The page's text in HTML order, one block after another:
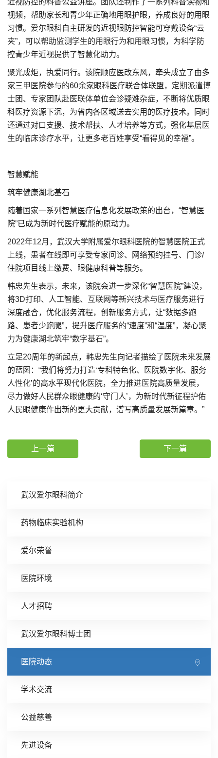
武汉爱尔眼科简介
药物临床实验机构
爱尔荣誉
医院环境
人才招聘
武汉爱尔眼科博士团
医院动态
学术交流
公益慈善
先进设备
视频，帮助家长和青少年正确地用眼护眼，养成良好的用眼
习惯。爱尔眼科自主研发的近视眼防控智能可穿戴设备“云
夹”，可以帮助监测学生的用眼行为和用眼习惯，为科学防
控青少年近视提供了智慧化助力。
聚光成炬，执爱同行。该院顺应医改东风，牵头成立了由多
家三甲医院参与的60余家眼科医疗联合体联盟，定期派遣博
士团、专家团队赴医联体单位会诊疑难杂症，不断将优质眼
科医疗资源下沉，为省内各区域送去实用的医疗技术。同时
还通过对口支援、技术帮扶、人才培养等方式，强化基层医
生的临床诊疗水平，让更多老百姓享受“看得见的幸福”。
智慧赋能
筑牢健康湖北基石
随着国家一系列智慧医疗信息化发展政策的出台，“智慧医
院”已成为新时代医疗赋能的原动力。
2022年12月，武汉大学附属爱尔眼科医院的智慧医院正式
上线，患者在线即可享受专家问诊、网络预约挂号、门诊/
住院项目线上缴费、眼健康科普等服务。
韩忠先生表示，未来，该院会进一步深化“智慧医院”建设，
将3D打印、人工智能、互联网等新兴技术与医疗服务进行
深度融合，优化服务流程，创新服务方式，让“数据多跑
路、患者少跑腿”，提升医疗服务的“速度”和“温度”，凝心聚
力为健康湖北筑牢“数字基石”。
立足20周年的新起点，韩忠先生向记者描绘了医院未来发展
的蓝图：“我们将努力打造‘专科特色化、医院数字化、服务
人性化’的高水平现代化医院，全力推进医院高质量发展，
尽力做好人民群众眼健康的‘守门人’，为新时代新征程护佑
人民眼健康作出新的更大贡献，谱写高质量发展新篇章。”
上一篇 下一篇